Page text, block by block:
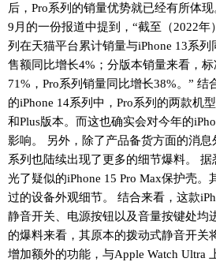
后，Pro系列的销量优势就已经有所体
9月的一份报道中提到，“截⾄（2022年
列在天猫平台累计销量与iPhone 13系
售额同比增长4%；分版本销量来看，
71%，Pro系列销量同⽐增长38%。”
的iPhone 14系列中，Pro系列的两款机
和Plus版本。而这也确实会对今年的
影响。 另外，除了产品备货方面的消息
系列也陆续出现了更多的细节爆料。
光了疑似的iPhone 15 Pro Max保护壳
过的设备外观细节。 结合来看，这款
静音开关、电源按钮以及音量按键处均
的爆料来看，其原本的拨动式静音开关
增加额外的功能，与Apple Watch Ultra